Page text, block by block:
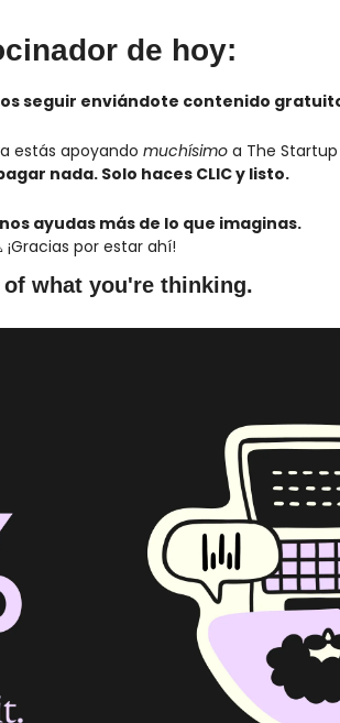
de hoy:
seguir enviándote contenido
estás apoyando muchísimo a The Startup
nada. Solo haces CLIC y listo.
nos ayudas más de lo que imaginas.
¡Gracias por estar ahí!
what you're thinking.